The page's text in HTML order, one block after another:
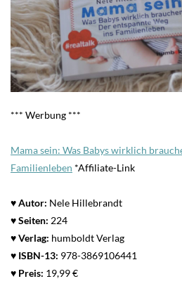
*** Werbung ***
Mama sein: Was Babys wirklich
Familienleben *Affiliate-Link
♥ Autor: Nele Hillebrandt
♥ Seiten: 224
♥ Verlag: humboldt Verlag
♥ ISBN-13: 978-3869106441
♥ Preis: 19,99 €